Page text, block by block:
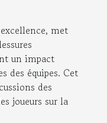
met
un impact
des équipes. Cet
des
joueurs sur la